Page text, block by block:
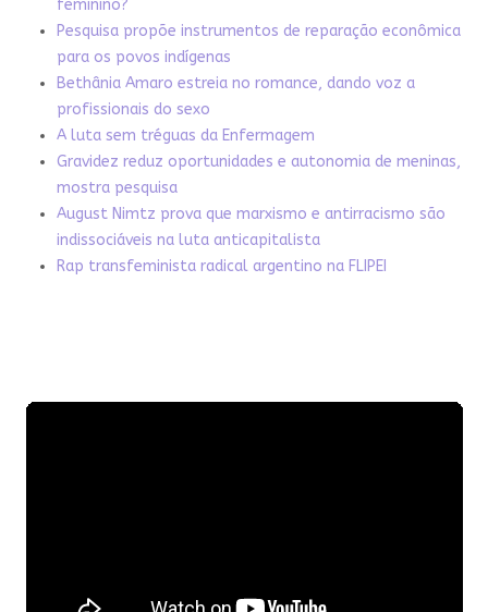
feminino?
Pesquisa propõe instrumentos de reparação econômica
para os povos indígenas
Bethânia Amaro estreia no romance, dando voz a
profissionais do sexo
A luta sem tréguas da Enfermagem
Gravidez reduz oportunidades e autonomia de meninas,
mostra pesquisa
August Nimtz prova que marxismo e antirracismo são
indissociáveis na luta anticapitalista
Rap transfeminista radical argentino na FLIPEI